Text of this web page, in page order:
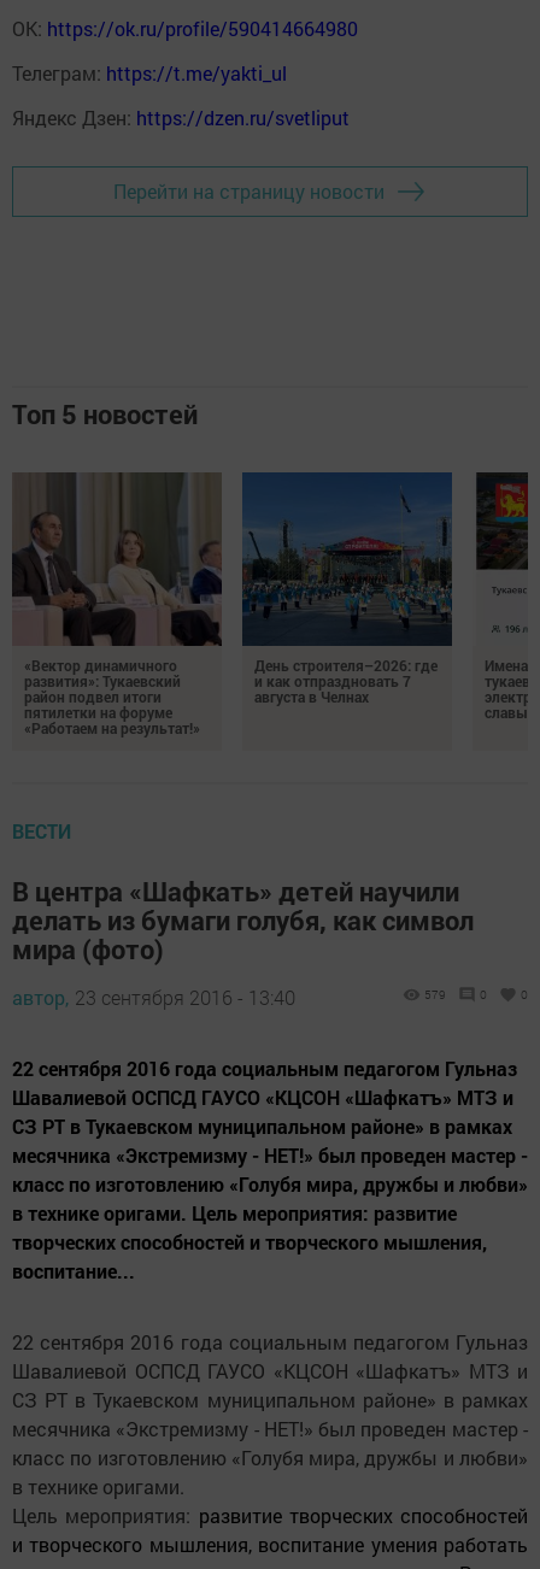
ОК: https://ok.ru/profile/590414664980
Телеграм: https://t.me/yakti_ul
Яндекс Дзен: https://dzen.ru/svetliput
Перейти на страницу новости
Топ 5 новостей
«Вектор динамичного
развития»: Тукаевский
район подвел итоги
пятилетки на форуме
«Работаем на результат!»
День строителя–2026: где
и как отпраздновать 7
августа в Челнах
Имена
славы
ВЕСТИ
В центра «Шафкать» детей научили
делать из бумаги голубя, как символ
мира (фото)
автор, 23 сентября 2016 - 13:40 579 0 0
22 сентября 2016 года социальным педагогом Гульназ
Шавалиевой ОСПСД ГАУСО «КЦСОН «Шафкатъ» МТЗ и
СЗ РТ в Тукаевском муниципальном районе» в рамках
месячника «Экстремизму - НЕТ!» был проведен мастер -
класс по изготовлению «Голубя мира, дружбы и любви»
в технике оригами. Цель мероприятия: развитие
творческих способностей и творческого мышления,
воспитание...
22 сентября 2016 года социальным педагогом Гульназ
Шавалиевой ОСПСД ГАУСО «КЦСОН «Шафкатъ» МТЗ и
СЗ РТ в Тукаевском муниципальном районе» в рамках
месячника «Экстремизму - НЕТ!» был проведен мастер -
класс по изготовлению «Голубя мира, дружбы и любви»
в технике оригами.
Цель мероприятия: развитие творческих способностей
и творческого мышления, воспитание умения работать